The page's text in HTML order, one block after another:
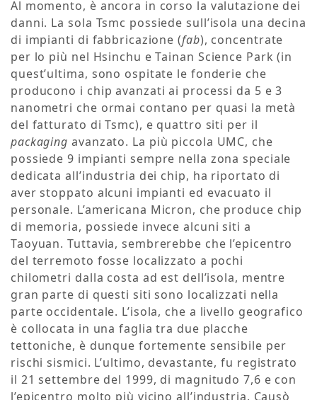
Al momento, è ancora in corso la valutazione dei
danni. La sola Tsmc possiede sull’isola una decina
di impianti di fabbricazione (fab), concentrate
per lo più nel Hsinchu e Tainan Science Park (in
quest’ultima, sono ospitate le fonderie che
producono i chip avanzati ai processi da 5 e 3
nanometri che ormai contano per quasi la metà
del fatturato di Tsmc), e quattro siti per il
packaging avanzato. La più piccola UMC, che
possiede 9 impianti sempre nella zona speciale
dedicata all’industria dei chip, ha riportato di
aver stoppato alcuni impianti ed evacuato il
personale. L’americana Micron, che produce chip
di memoria, possiede invece alcuni siti a
Taoyuan. Tuttavia, sembrerebbe che l’epicentro
del terremoto fosse localizzato a pochi
chilometri dalla costa ad est dell’isola, mentre
gran parte di questi siti sono localizzati nella
parte occidentale. L’isola, che a livello geografico
è collocata in una faglia tra due placche
tettoniche, è dunque fortemente sensibile per
rischi sismici. L’ultimo, devastante, fu registrato
il 21 settembre del 1999, di magnitudo 7,6 e con
l’epicentro molto più vicino all’industria. Causò